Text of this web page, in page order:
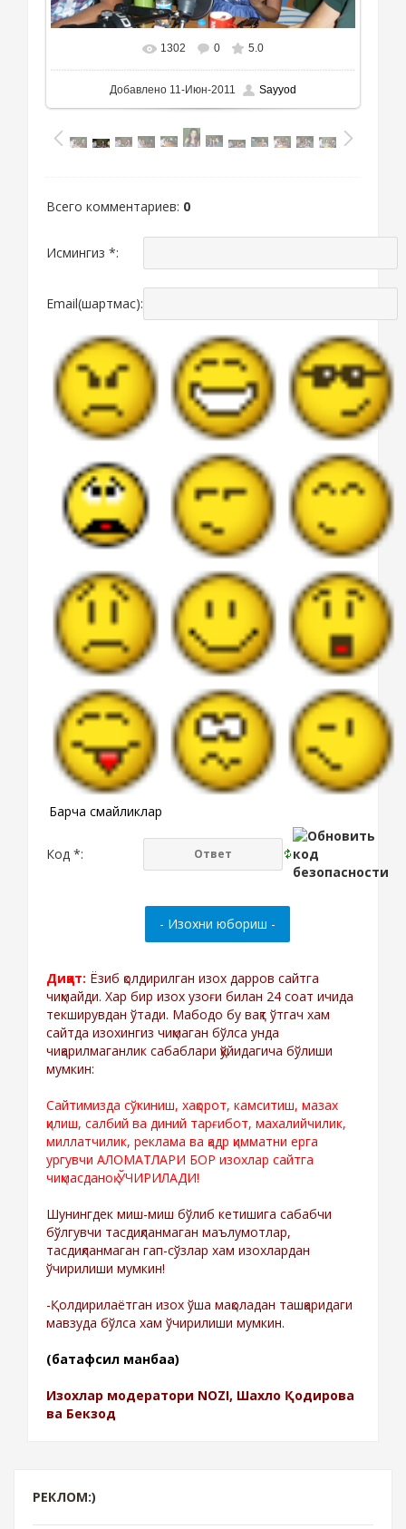
1302 0 5.0
Добавлено 11-Июн-2011 Sayyod
Всего комментариев: 0
Исмингиз *:
Email(шартмас):
Барча смайликлар
Код *:
Диққат: Ёзиб қолдирилган изох дарров сайтга
чиқмайди. Хар бир изох узоғи билан 24 соат ичида
текширувдан ўтади. Мабодо бу вақт ўтгач хам
сайтда изохингиз чиқмаган бўлса унда
чиқарилмаганлик сабаблари қўйидагича бўлиши
мумкин:
Сайтимизда сўкиниш, хақорот, камситиш, мазах
қилиш, салбий ва диний тарғибот, махалийчилик,
миллатчилик, реклама ва қадр қимматни ерга
ургувчи АЛОМАТЛАРИ БОР изохлар сайтга
чиқмасданоқ ЎЧИРИЛАДИ!
Шунингдек миш-миш бўлиб кетишига сабабчи
бўлгувчи тасдиқланмаган маълумотлар,
тасдиқланмаган гап-сўзлар хам изохлардан
ўчирилиши мумкин!
-Қолдирилаётган изох ўша мақоладан ташқаридаги
мавзуда бўлса хам ўчирилиши мумкин.
(батафсил манбаа)
Изохлар модератори NOZI, Шахло Қодирова
ва Бекзод
РЕКЛОМ:)